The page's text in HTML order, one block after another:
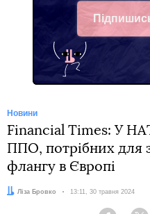
Facebook
Новини
Financial Times: У
ППО, потрібних для
флангу в Європі
Автор:
Ліза Бровко Дата:
13:11, 30 травня 2024